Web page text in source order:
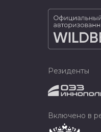
Резиденты
Включено в